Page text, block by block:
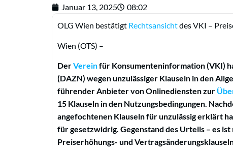
Januar 13, 2025
08:02
OLG Wien bestätigt Rechtsansichtdes VKI –
Wien (OTS) –
DerVereinfür Konsumenteninformation (VKI)
(DAZN) wegen unzulässiger Klauseln in den
führender Anbieter von Onlinediensten zur
15 Klauseln in den Nutzungsbedingungen.
angefochtenen Klauseln für unzulässig erklärt
für gesetzwidrig. Gegenstand des Urteils – es
Preiserhöhungs- und